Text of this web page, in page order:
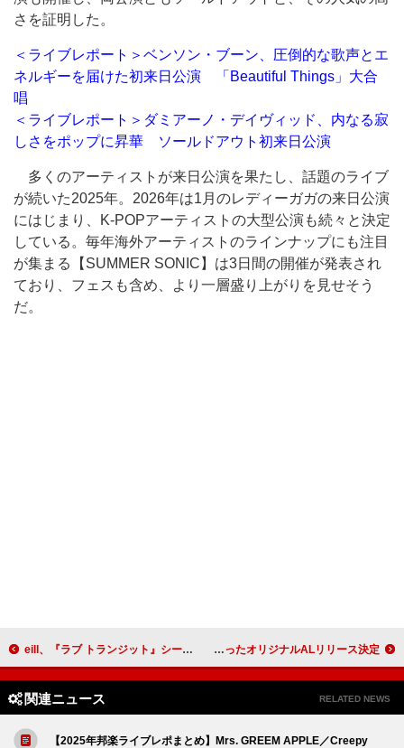
さを証明した。
＜ライブレポート＞ベンソン・ブーン、圧倒的な歌声とエ
ネルギーを届けた初来日公演 「Beautiful Things」大合
唱
＜ライブレポート＞ダミアーノ・デイヴィッド、内なる寂
しさをポップに昇華 ソールドアウト初来日公演
多くのアーティストが来日公演を果たし、話題のライブ
が続いた2025年。2026年は1月のレディーガガの来日公演
にはじまり、K-POPアーティストの大型公演も続々と決定
している。毎年海外アーティストのラインナップにも注目
が集まる【SUMMER SONIC】は3日間の開催が発表され
ており、フェスも含め、より一層盛り上がりを見せそう
だ。
eill、『ラブ トランジット』シーズン3主題歌「ラストシーン.」アコースティックライブ映像公開 スカパラ、“VS.シリーズ”纏ったオリジナルALリリース決定
関連ニュース RELATED NEWS
【2025年邦楽ライブレポまとめ】Mrs. GREEM APPLE／Creepy